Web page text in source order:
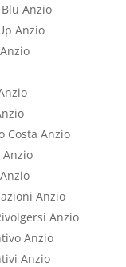
Anzio
Anzio
Costa Anzio
Anzio
Anzio
Anzio
Anzio
Anzio